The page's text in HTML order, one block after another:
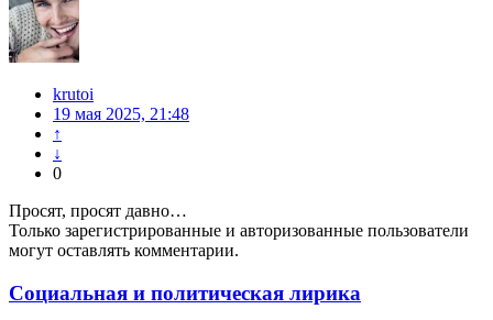
krutoi
19 мая 2025, 21:48
↑
↓
0
Просят, просят давно…
Только зарегистрированные и авторизованные пользователи
могут оставлять комментарии.
Социальная и политическая лирика